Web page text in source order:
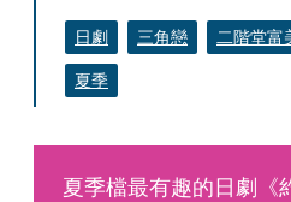
日劇 三角戀 二階堂富
夏季
夏季檔最有趣的日劇《